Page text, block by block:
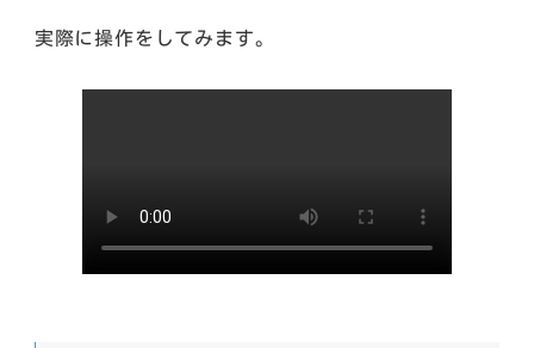
実際に操作をしてみます。